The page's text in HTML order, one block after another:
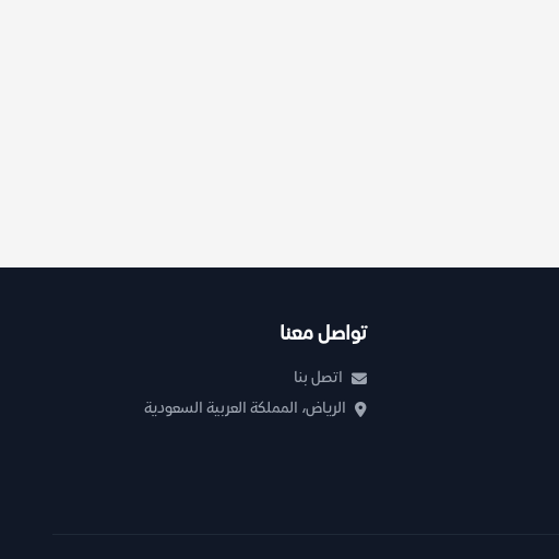
تواصل معنا
اتصل بنا
الرياض، المملكة العربية السعودية